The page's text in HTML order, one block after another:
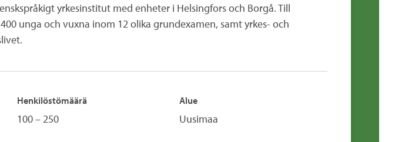
yrkesinstitut med enheter i Helsingfors och Borgå. Till
unga och vuxna inom 12 olika grundexamen, samt yrkes- och
Henkilöstömäärä
100 – 250
Alue
Uusimaa